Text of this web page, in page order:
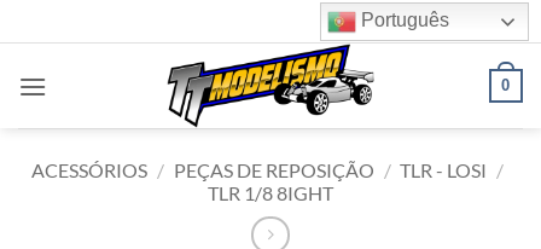
to
content
Português
0
ACESSÓRIOS / PEÇAS DE REPOSIÇÃO / TLR - LOSI /
TLR 1/8 8IGHT